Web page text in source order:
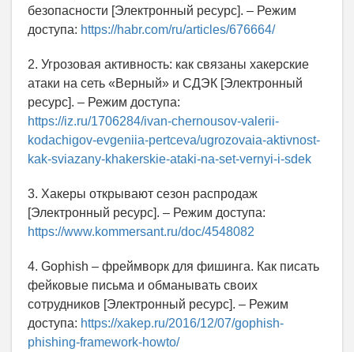
безопасности [Электронный ресурс]. – Режим
доступа: https://habr.com/ru/articles/676664/
2. Угрозовая активность: как связаны хакерские
атаки на сеть «Верный» и СДЭК [Электронный
ресурс]. – Режим доступа:
https://iz.ru/1706284/ivan-chernousov-valerii-
kodachigov-evgeniia-pertceva/ugrozovaia-aktivnost-
kak-sviazany-khakerskie-ataki-na-set-vernyi-i-sdek
3. Хакеры открывают сезон распродаж
[Электронный ресурс]. – Режим доступа:
https://www.kommersant.ru/doc/4548082
4. Gophish – фреймворк для фишинга. Как писать
фейковые письма и обманывать своих
сотрудников [Электронный ресурс]. – Режим
доступа: https://xakep.ru/2016/12/07/gophish-
phishing-framework-howto/